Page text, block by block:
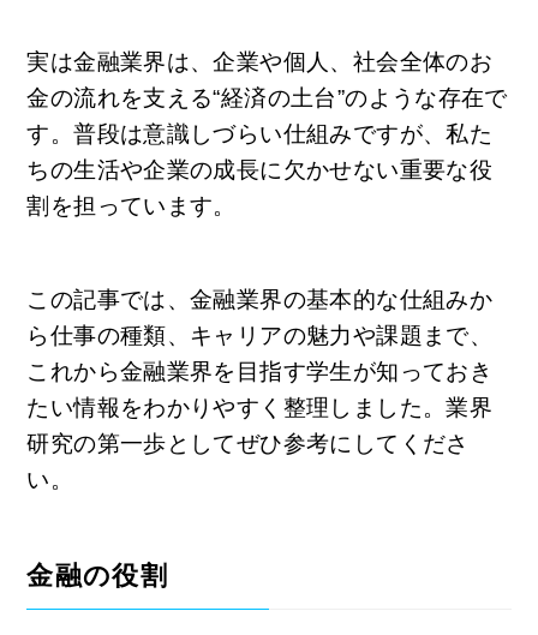
実は金融業界は、企業や個人、社会全体のお
金の流れを支える“経済の土台”のような存在で
す。普段は意識しづらい仕組みですが、私た
ちの生活や企業の成長に欠かせない重要な役
割を担っています。
この記事では、金融業界の基本的な仕組みか
ら仕事の種類、キャリアの魅力や課題まで、
これから金融業界を目指す学生が知っておき
たい情報をわかりやすく整理しました。業界
研究の第一歩としてぜひ参考にしてくださ
い。
金融の役割